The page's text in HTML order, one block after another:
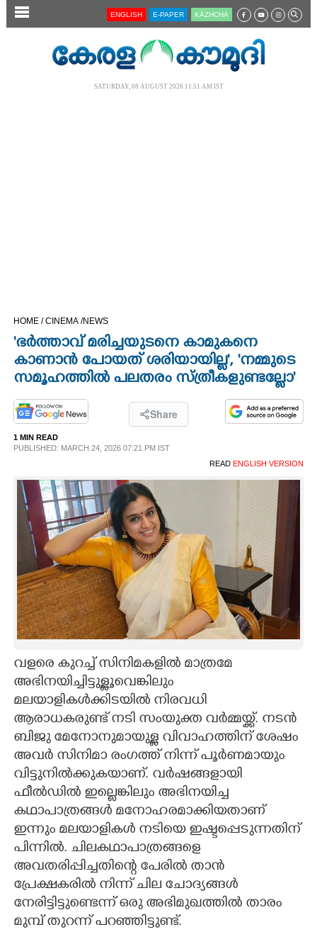
SECTIONS
OPINION
PHOTOS
LIFESTYLE
SPIRITUAL
INFO+
ART
ASTRO
CARTOONS
LITERATURE
ZOOM
CONTACT US
ENGLISH E-PAPER KĀZHCHA
SATURDAY, 08 AUGUST 2026 11.51 AM IST
HOME /CINEMA /NEWS
'ഭര്‍ത്താവ് മരിച്ചയുടനെ കാമുകനെ
കാണാന്‍ പോയത് ശരിയായില്ല', 'നമ്മുടെ
സമൂഹത്തില്‍ പലതരം സ്ത്രീകളുണ്ടല്ലോ'
Share
1 MIN READ
PUBLISHED: MARCH 24, 2026 07:21 PM IST
READ ENGLISH VERSION
വളരെ കുറച്ച് സിനിമകളില്‍ മാത്രമേ
അഭിനയിച്ചിട്ടുള്ളൂവെങ്കിലും
മലയാളികള്‍ക്കിടയില്‍ നിരവധി
ആരാധകരുണ്ട് നടി സംയുക്ത വര്‍മ്മയ്ക്ക്. നടന്‍
ബിജു മേനോനുമായുള്ള വിവാഹത്തിന് ശേഷം
അവര്‍ സിനിമാ രംഗത്ത് നിന്ന് പൂര്‍ണമായും
വിട്ടുനില്‍ക്കുകയാണ്. വര്‍ഷങ്ങളായി
ഫീല്‍ഡില്‍ ഇല്ലെങ്കിലും അഭിനയിച്ച
കഥാപാത്രങ്ങള്‍ മനോഹരമാക്കിയതാണ്
ഇന്നും മലയാളികള്‍ നടിയെ ഇഷ്ടപ്പെടുന്നതിന്
പിന്നില്‍. ചിലകഥാപാത്രങ്ങളെ
അവതരിപ്പിച്ചതിന്റെ പേരില്‍ താന്‍
പ്രേക്ഷകരില്‍ നിന്ന് ചില ചോദ്യങ്ങള്‍
നേരിട്ടിട്ടുണ്ടെന്ന് ഒരു അഭിമുഖത്തില്‍ താരം
മുമ്പ് തുറന്ന് പറഞ്ഞിട്ടുണ്ട്.